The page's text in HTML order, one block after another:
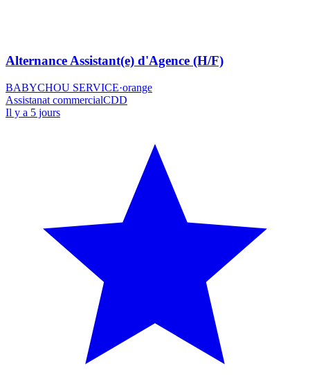
Alternance Assistant(e) d'Agence (H/F)
BABYCHOU SERVICE·orange
Assistanat commercialCDD
Il y a 5 jours